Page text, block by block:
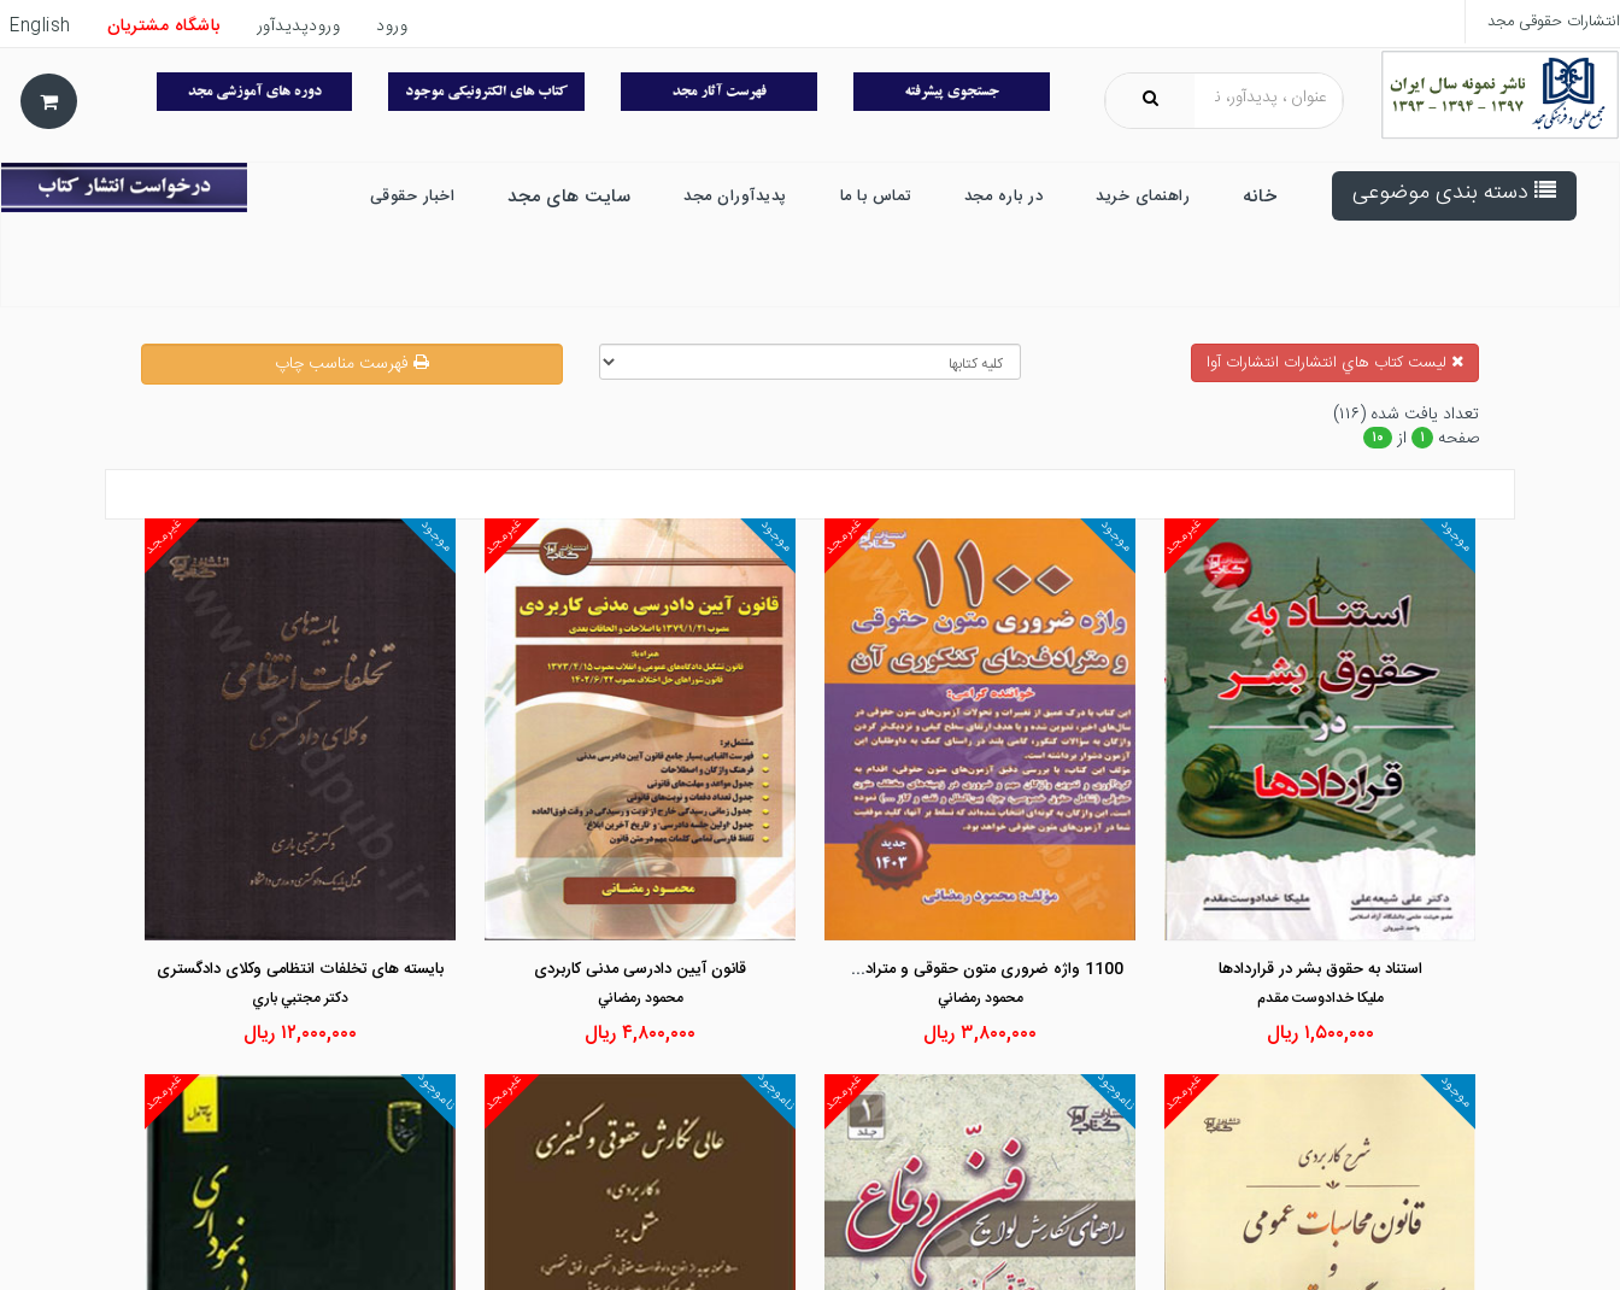
انتشارات حقوقی مجد ورود ورودپدیدآور باشگاه مشتریان English
دسته بندی موضوعی خانه راهنمای خرید در باره مجد تماس با ما پدیدآوران مجد سایت های مجد اخبار حقوقی
ليست كتاب هاي انتشارات انتشارات آوا
فهرست مناسب چاپ
تعداد يافت شده (۱۱۶)
صفحه
۱ از ۱۰
غیرمجد موجود
استناد به حقوق بشر در قراردادها
مليكا خدادوست مقدم
۱,۵۰۰,۰۰۰ ریال
غیرمجد موجود
مشاهده و خرید
1100 واژه ضروری متون حقوقی و مترادف های کنکوری آن
محمود رمضاني
۳,۸۰۰,۰۰۰ریال
غیرمجد موجود
قانون آیین دادرسی مدنی کاربردی
محمود رمضاني
۴,۸۰۰,۰۰۰ریال
غیرمجد موجود
بایسته های تخلفات انتظامی وکلای دادگستری
دكتر مجتبي باري
۱۲,۰۰۰,۰۰۰ ریال
غیرمجد موجود غیرمجد ناموجود غیرمجد ناموجود غیرمجد ناموجود